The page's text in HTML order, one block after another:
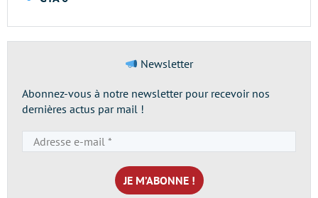
Newsletter
Abonnez-vous à notre newsletter pour recevoir nos
dernières actus par mail !
e-
mail
*